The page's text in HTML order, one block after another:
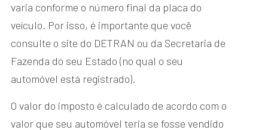
varia conforme o número final da placa do
veículo. Por isso, é importante que você
consulte o site do DETRAN ou da Secretaria de
Fazenda do seu Estado (no qual o seu
automóvel está registrado).
O valor do imposto é calculado de acordo com o
valor que seu automóvel teria se fosse vendido